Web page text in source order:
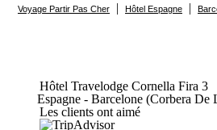
Voyage Partir Pas Cher | Hôtel Espagne |
Hôtel Travelodge Cornella Fira 3
Espagne - Barcelone (Corbera De
Les clients ont aimé